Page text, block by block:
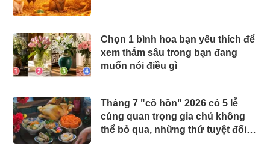
Chọn 1 bình hoa bạn yêu thích để
xem thẳm sâu trong bạn đang
muốn nói điều gì
Tháng 7 "cô hồn" 2026 có 5 lễ
cúng quan trọng gia chủ không
thể bỏ qua, những thứ tuyệt đối